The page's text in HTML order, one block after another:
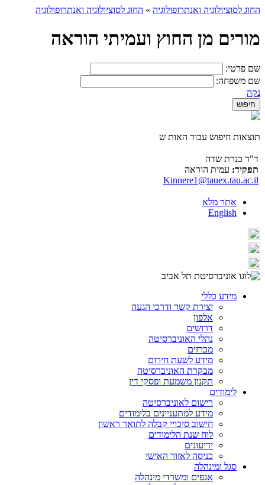
החוג לסוציולוגיה ואנתרופולוגיה » החוג לסוציולוגיה ואנתרופולוגיה
מורים מן החוץ ועמיתי הוראה
שם פרטי:
שם משפחה:
נקה
תוצאות חיפוש עבור האות ש
ד"ר כנרת שדה
תפקיד: עמית הוראה
Kinnere1@tauex.tau.ac.il
אתר מלא
English
מידע כללי
יצירת קשר ודרכי הגעה
אלפון
דרושים
נהלי האוניברסיטה
מכרזים
מידע לשעת חירום
מבקרת האוניברסיטה
תקנון משמעת ופסקי דין
לימודים
רישום לאוניברסיטה
מידע למתעניינים בלימודים
חישוב סיכויי קבלה לתואר ראשון
לוח שנת הלימודים
ידיעונים
כניסה לאזור האישי
סגל ומינהלה
אגפים ומשרדי מינהלה